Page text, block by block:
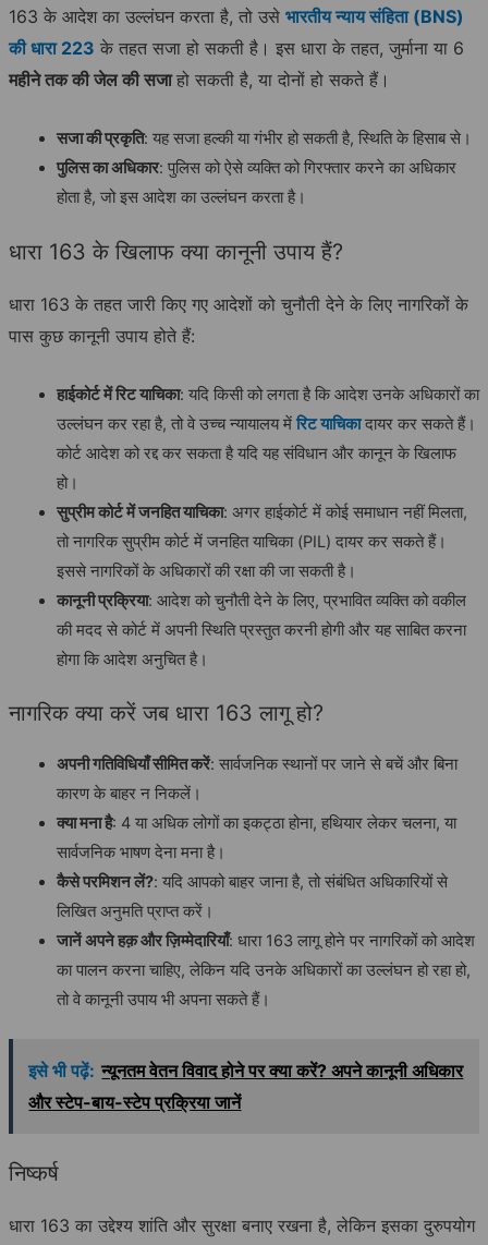
163 के आदेश का उल्लंघन करता है, तो उसे भारतीय न्याय संहिता (BNS)
की धारा 223 के तहत सजा हो सकती है। इस धारा के तहत, जुर्माना या 6
महीने तक की जेल की सजाहो सकती है, या दोनों हो सकते हैं।
सजा की प्रकृति: यह सजा हल्की या गंभीर हो सकती है, स्थिति के हिसाब से।
पुलिस का अधिकार: पुलिस को ऐसे व्यक्ति को गिरफ्तार करने का अधिकार
होता है, जो इस आदेश का उल्लंघन करता है।
धारा 163 के खिलाफ क्या कानूनी उपाय हैं?
धारा 163 के तहत जारी किए गए आदेशों को चुनौती देने के लिए नागरिकों के
पास कुछ कानूनी उपाय होते हैं:
हाईकोर्ट में रिट याचिका: यदि किसी को लगता है कि आदेश उनके अधिकारों का
उल्लंघन कर रहा है, तो वे उच्च न्यायालय में रिट याचिकादायर कर सकते हैं।
कोर्ट आदेश को रद्द कर सकता है यदि यह संविधान और कानून के खिलाफ
हो।
सुप्रीम कोर्ट में जनहित याचिका: अगर हाईकोर्ट में कोई समाधान नहीं मिलता,
तो नागरिक सुप्रीम कोर्ट में जनहित याचिका (PIL) दायर कर सकते हैं।
इससे नागरिकों के अधिकारों की रक्षा की जा सकती है।
कानूनी प्रक्रिया: आदेश को चुनौती देने के लिए, प्रभावित व्यक्ति को वकील
की मदद से कोर्ट में अपनी स्थिति प्रस्तुत करनी होगी और यह साबित करना
होगा कि आदेश अनुचित है।
नागरिक क्या करें जब धारा 163 लागू हो?
अपनी गतिविधियाँ सीमित करें: सार्वजनिक स्थानों पर जाने से बचें और बिना
कारण के बाहर न निकलें।
क्या मना है: 4 या अधिक लोगों का इकट्ठा होना, हथियार लेकर चलना, या
सार्वजनिक भाषण देना मना है।
कैसे परमिशन लें?: यदि आपको बाहर जाना है, तो संबंधित अधिकारियों से
लिखित अनुमति प्राप्त करें।
जानें अपने हक़ और ज़िम्मेदारियाँ: धारा 163 लागू होने पर नागरिकों को आदेश
का पालन करना चाहिए, लेकिन यदि उनके अधिकारों का उल्लंघन हो रहा हो,
तो वे कानूनी उपाय भी अपना सकते हैं।
इसे भी पढ़ें: न्यूनतम वेतन विवाद होने पर क्या करें? अपने कानूनी अधिकार
और स्टेप-बाय-स्टेप प्रक्रिया जानें
निष्कर्ष
धारा 163 का उद्देश्य शांति और सुरक्षा बनाए रखना है, लेकिन इसका दुरुपयोग